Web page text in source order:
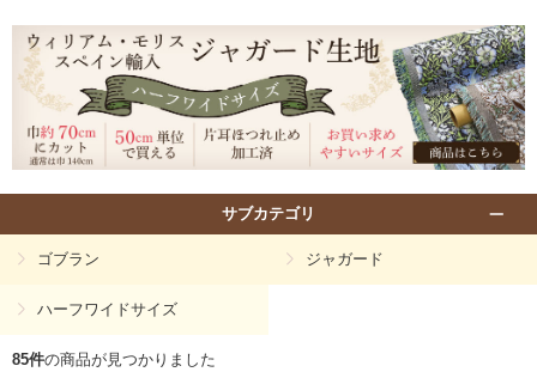
サブカテゴリ
ゴブラン ジャガード
ハーフワイドサイズ
85件の商品が見つかりました